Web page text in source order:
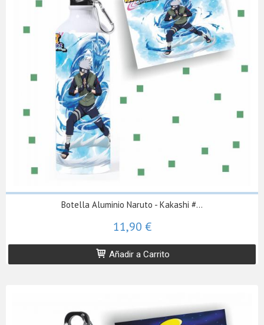
Botella Aluminio Naruto - Kakashi #...
11,90 €
Añadir a Carrito